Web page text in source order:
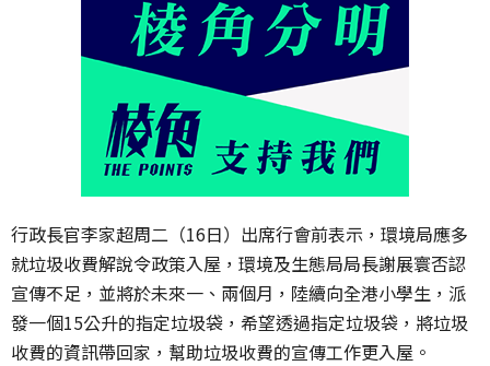
行政長官李家超周二（16日）出席行會前表示，環境局應多
就垃圾收費解說令政策入屋，環境及生態局局長謝展寰否認
宣傳不足，並將於未來一、兩個月，陸續向全港小學生，派
發一個15公升的指定垃圾袋，希望透過指定垃圾袋，將垃圾
收費的資訊帶回家，幫助垃圾收費的宣傳工作更入屋。